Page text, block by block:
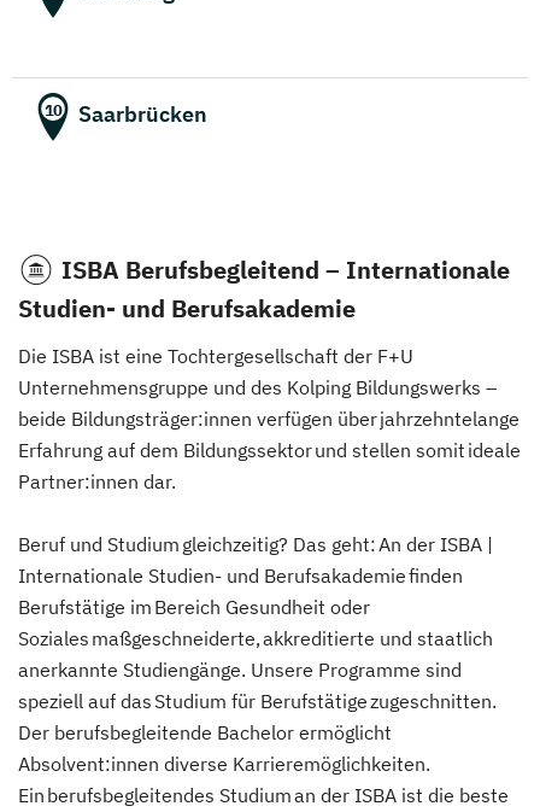
10 Saarbrücken
ISBA Berufsbegleitend – Internationale
Studien- und Berufsakademie
Die ISBA ist eine Tochtergesellschaft der F+U
Unternehmensgruppe und des Kolping Bildungswerks –
beide Bildungsträger:innen verfügen über jahrzehntelange
Erfahrung auf dem Bildungssektor und stellen somit ideale
Partner:innen dar.
Beruf und Studium gleichzeitig? Das geht: An der ISBA |
Internationale Studien- und Berufsakademie finden
Berufstätige im Bereich Gesundheit oder
Soziales maßgeschneiderte, akkreditierte und staatlich
anerkannte Studiengänge. Unsere Programme sind
speziell auf das Studium für Berufstätige zugeschnitten.
Der berufsbegleitende Bachelor ermöglicht
Absolvent:innen diverse Karrieremöglichkeiten.
Ein berufsbegleitendes Studium an der ISBA ist die beste